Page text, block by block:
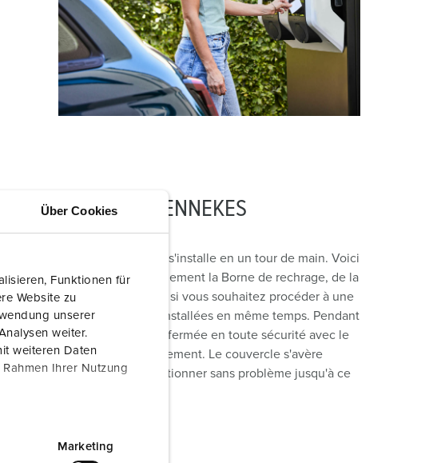
Über Cookies
Funktionen für
Website zu
unserer
weiter.
weiteren Daten
Ihrer Nutzung
Marketing
de connexion MENNEKES
Professional Twincharge s'installe en un tour de main. Voici
de suspendre confortablement la Borne de rechrage, de la
particulièrement pratique si vous souhaitez procéder à une
de recharges doivent être installées en même temps. Pendant
peut être facilement fermée en toute sécurité avec le
soit ajoutée ultérieurement. Le couvercle s'avère
peut continuer à fonctionner sans problème jusqu'à ce
l'emploi.